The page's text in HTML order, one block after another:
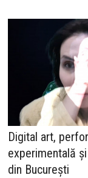
Digital art,
experimentală
din București